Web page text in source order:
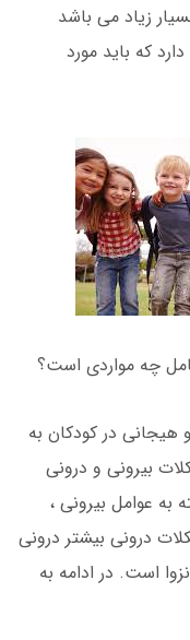
زیاد می باشد
که باید مورد
چه مواردی است؟
هیجانی در کودکان به
بیرونی و درونی
به عوامل بیرونی ،
درونی بیشتر درونی
است. در ادامه به